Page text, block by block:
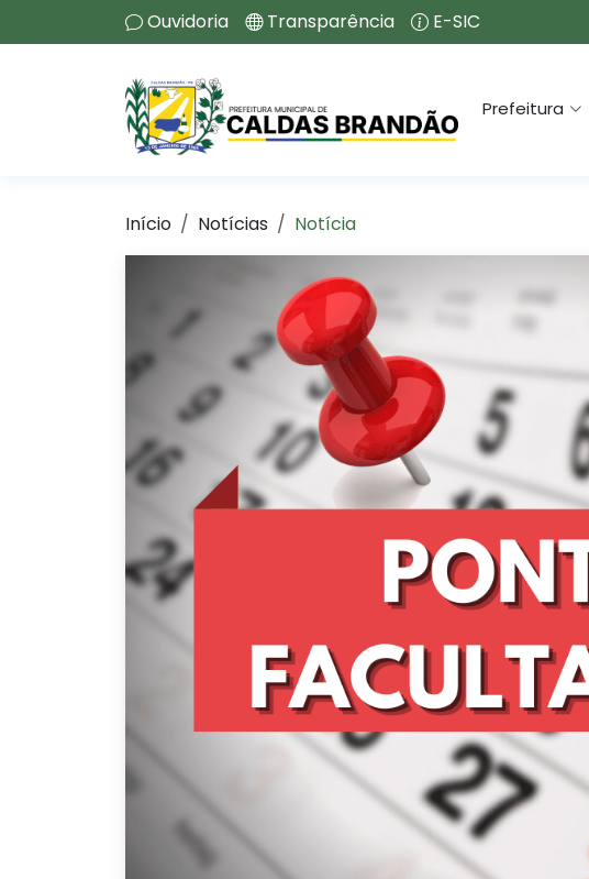
Ouvidoria Transparência E-SIC
Prefeitura
Início Notícias Notícia